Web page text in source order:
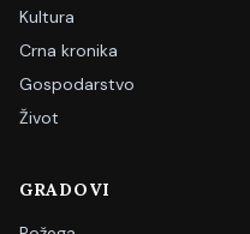
Kultura
Crna kronika
Gospodarstvo
Život
GRADOVI